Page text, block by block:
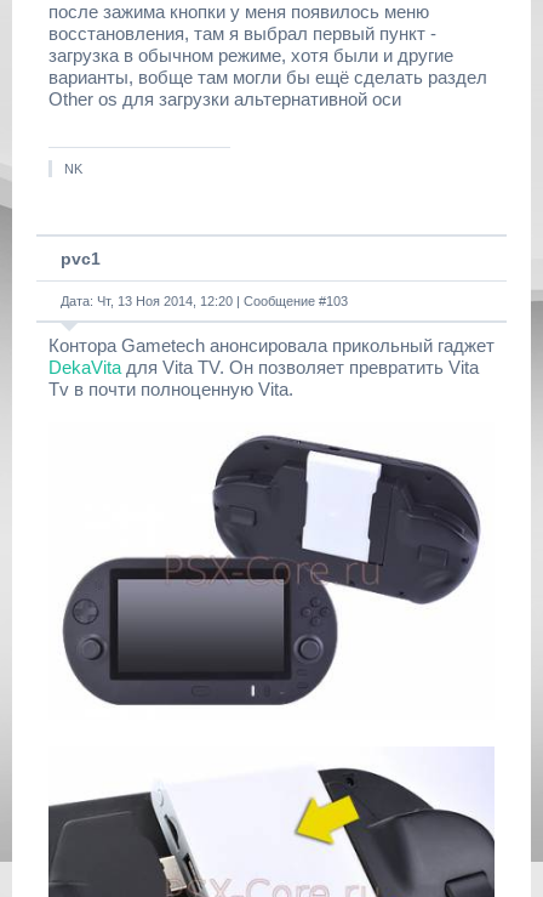
после зажима кнопки у меня появилось меню
восстановления, там я выбрал первый пункт -
загрузка в обычном режиме, хотя были и другие
варианты, вобще там могли бы ещё сделать раздел
Other os для загрузки альтернативной оси
NK
pvc1
Дата: Чт, 13 Ноя 2014, 12:20 | Сообщение #103
Контора Gametech анонсировала прикольный гаджет
DekaVita для Vita TV. Он позволяет превратить Vita
Tv в почти полноценную Vita.